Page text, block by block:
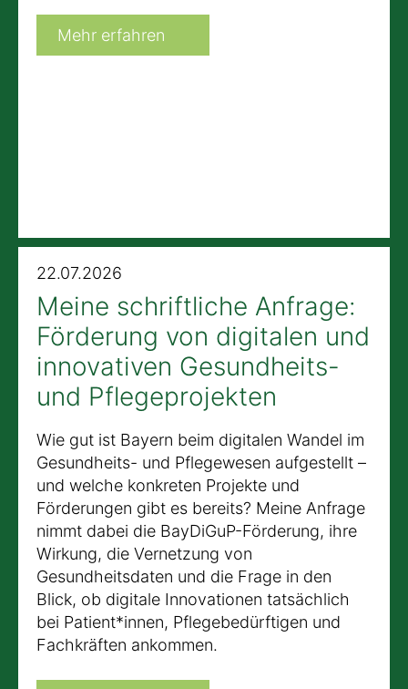
Mehr erfahren
22.07.2026
Meine schriftliche Anfrage:
Förderung von digitalen und
innovativen Gesundheits-
und Pflegeprojekten
Wie gut ist Bayern beim digitalen Wandel im
Gesundheits- und Pflegewesen aufgestellt –
und welche konkreten Projekte und
Förderungen gibt es bereits? Meine Anfrage
nimmt dabei die BayDiGuP-Förderung, ihre
Wirkung, die Vernetzung von
Gesundheitsdaten und die Frage in den
Blick, ob digitale Innovationen tatsächlich
bei Patient*innen, Pflegebedürftigen und
Fachkräften ankommen.